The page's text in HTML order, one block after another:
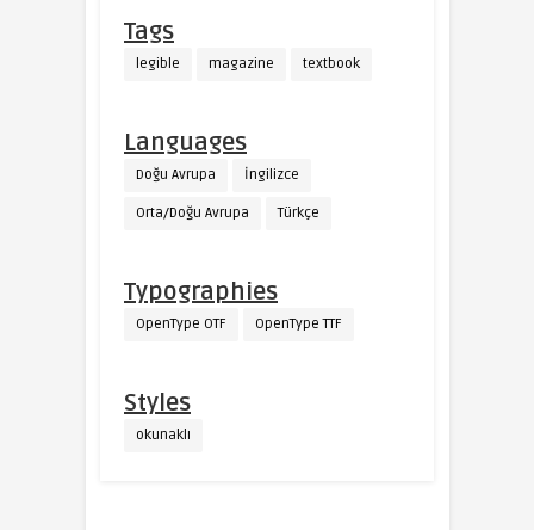
Tags
legible magazine textbook
Languages
Doğu Avrupa İngilizce
Orta/Doğu Avrupa Türkçe
Typographies
OpenType OTF OpenType TTF
Styles
okunaklı